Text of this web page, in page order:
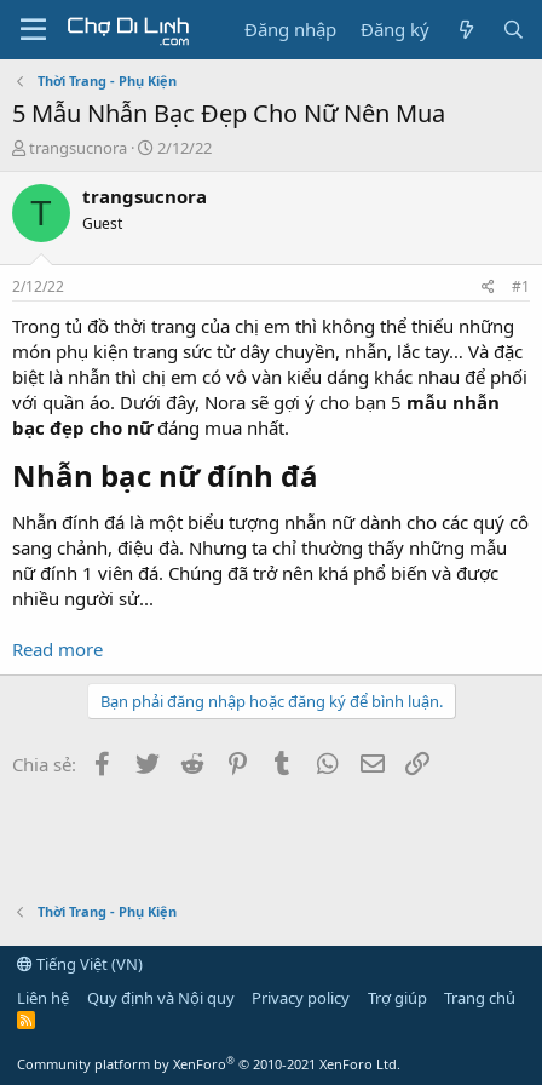
Đăng nhập Đăng ký
Thời Trang - Phụ Kiện
5 Mẫu Nhẫn Bạc Đẹp Cho Nữ Nên Mua
T
r
e
a
s
t
a
r
t
e
r
trangsucnora
N
à
2/12/22
T trangsucnora
Guest
2/12/22 #1
Trong tủ đồ thời trang của chị em thì không thể thiếu những
món phụ kiện trang sức từ dây chuyền, nhẫn, lắc tay… Và đặc
biệt là nhẫn thì chị em có vô vàn kiểu dáng khác nhau để phối
với quần áo. Dưới đây, Nora sẽ gợi ý cho bạn 5 mẫu nhẫn
bạc đẹp cho nữđáng mua nhất.
Nhẫn bạc nữ đính đá
Nhẫn đính đá là một biểu tượng nhẫn nữ dành cho các quý cô
sang chảnh, điệu đà. Nhưng ta chỉ thường thấy những mẫu
nữ đính 1 viên đá. Chúng đã trở nên khá phổ biến và được
nhiều người sử...
Read more
Bạn phải đăng nhập hoặc đăng ký để bình luận.
Chia sẻ: Facebook
Twitter Reddit PinterestTumblr WhatsApp
Email
Thời Trang - Phụ Kiện
Tiếng Việt (VN)
Liên hệ
Quy định và Nội quy Privacy policy Trợ giúp Trang chủ
R
Community platform by XenForo® © 2010-2021 XenForo Ltd.